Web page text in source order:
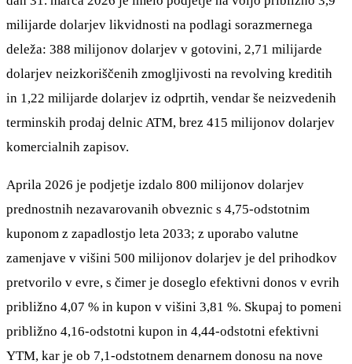
milijarde dolarjev likvidnosti na podlagi sorazmernega
deleža: 388 milijonov dolarjev v gotovini, 2,71 milijarde
dolarjev neizkoriščenih zmogljivosti na revolving kreditih
in 1,22 milijarde dolarjev iz odprtih, vendar še neizvedenih
terminskih prodaj delnic ATM, brez 415 milijonov dolarjev
komercialnih zapisov.
Aprila 2026 je podjetje izdalo 800 milijonov dolarjev
prednostnih nezavarovanih obveznic s 4,75-odstotnim
kuponom z zapadlostjo leta 2033; z uporabo valutne
zamenjave v višini 500 milijonov dolarjev je del prihodkov
pretvorilo v evre, s čimer je doseglo efektivni donos v evrih
približno 4,07 % in kupon v višini 3,81 %. Skupaj to pomeni
približno 4,16-odstotni kupon in 4,44-odstotni efektivni
YTM, kar je ob 7,1-odstotnem denarnem donosu na nove